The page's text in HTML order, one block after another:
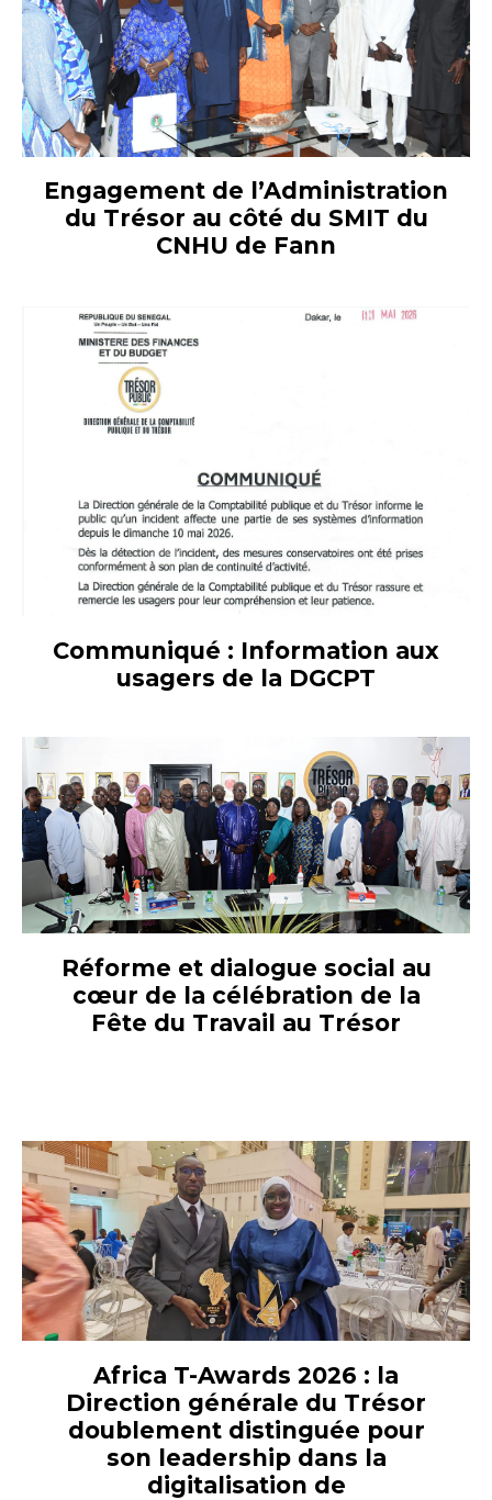
Engagement de l’Administration
du Trésor au côté du SMIT du
CNHU de Fann
Communiqué : Information aux
usagers de la DGCPT
Réforme et dialogue social au
cœur de la célébration de la
Fête du Travail au Trésor
Africa T-Awards 2026 : la
Direction générale du Trésor
doublement distinguée pour
son leadership dans la
digitalisation de